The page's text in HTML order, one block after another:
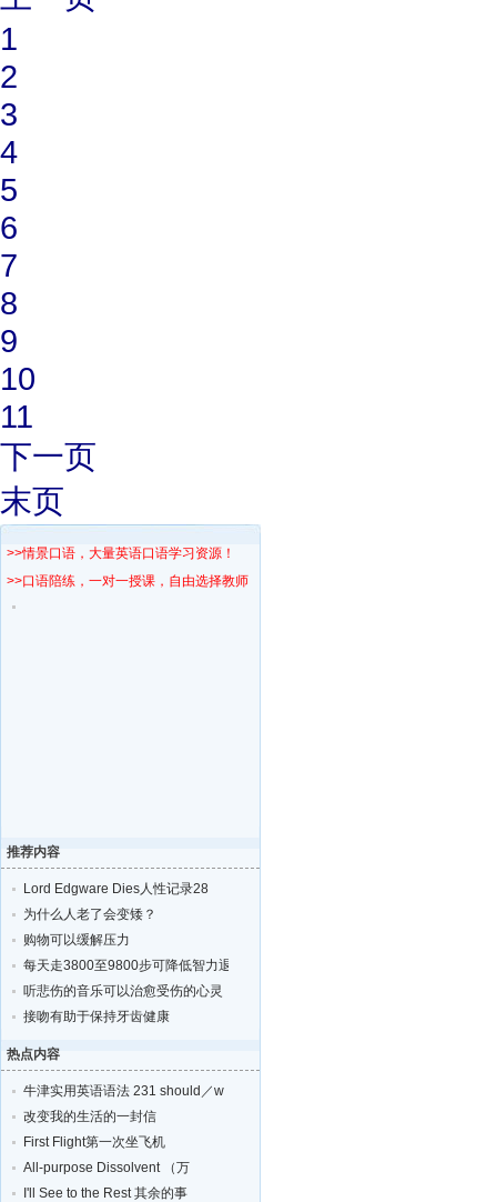
1
2
3
4
5
6
7
8
9
10
11
下一页
末页
>>情景口语，大量英语口语学习资源！
>>口语陪练，一对一授课，自由选择教师！
推荐内容
Lord Edgware Dies人性记录28
为什么人老了会变矮？
购物可以缓解压力
每天走3800至9800步可降低智力退化的风险
听悲伤的音乐可以治愈受伤的心灵
接吻有助于保持牙齿健康
热点内容
牛津实用英语语法 231 should／w
改变我的生活的一封信
First Flight第一次坐飞机
All-purpose Dissolvent （万
I'll See to the Rest 其余的事